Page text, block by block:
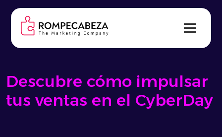
content
Descubre cómo impulsar
tus ventas en el CyberDay